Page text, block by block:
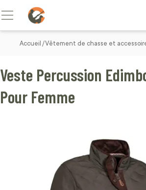
Allez au contenu
Basculer la navigation
Accueil Vêtement de chasse et
Veste Percussion
Pour Femme